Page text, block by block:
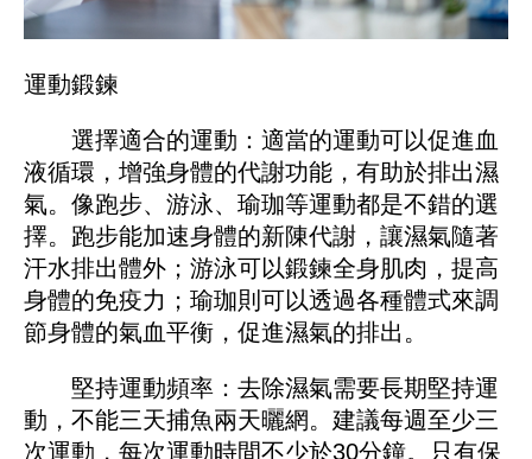
運動鍛鍊
選擇適合的運動：適當的運動可以促進血
液循環，增強身體的代謝功能，有助於排出濕
氣。像跑步、游泳、瑜珈等運動都是不錯的選
擇。跑步能加速身體的新陳代謝，讓濕氣隨著
汗水排出體外；游泳可以鍛鍊全身肌肉，提高
身體的免疫力；瑜珈則可以透過各種體式來調
節身體的氣血平衡，促進濕氣的排出。
堅持運動頻率：去除濕氣需要長期堅持運
動，不能三天捕魚兩天曬網。建議每週至少三
次運動，每次運動時間不少於30分鐘。只有保